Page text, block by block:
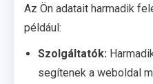
Az Ön adatait harmadik
például:
Szolgáltatók:
segítenek a weboldal